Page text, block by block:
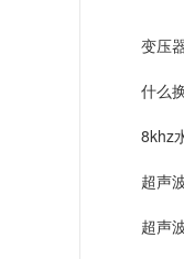
变压
什么
8khz
超声
超声